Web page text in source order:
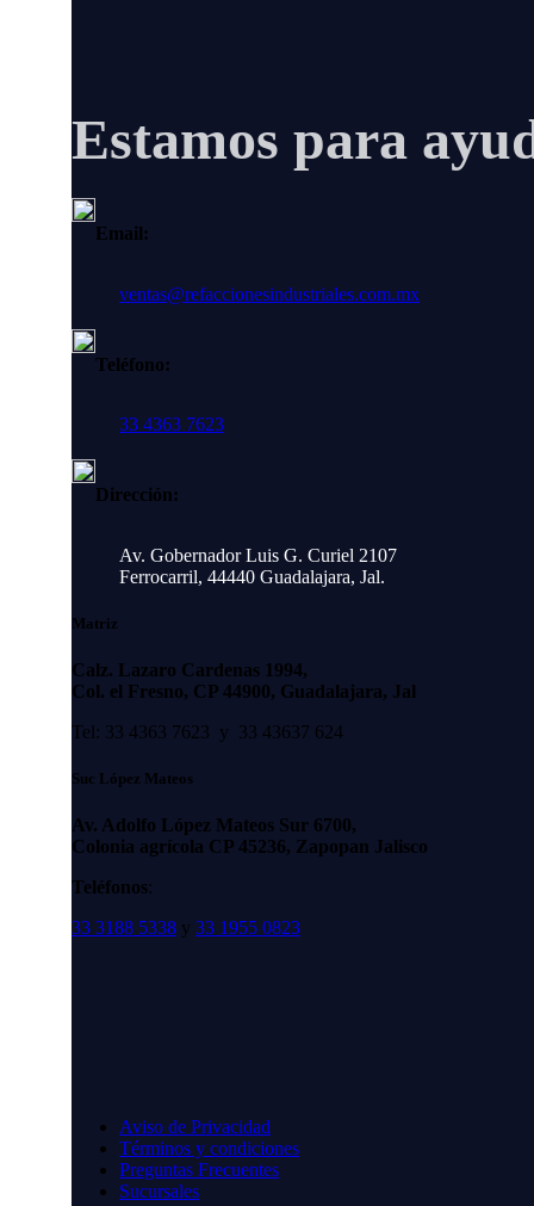
Estamos para
Email:
ventas@refaccionesindustriales.com.mx
Teléfono:
33 4363 7623
Dirección:
Av. Gobernador Luis G. Curiel 2107
Ferrocarril, 44440 Guadalajara, Jal.
Matriz
Calz. Lazaro Cardenas 1994,
Col. el Fresno, CP 44900, Guadalajara, Jal
Tel: 33 4363 7623 y 33 43637 624
Suc López Mateos
Av. Adolfo López Mateos Sur 6700,
Colonia agrícola CP 45236, Zapopan Jalisco
Teléfonos:
33 3188 5338 y 33 1955 0823
Aviso de Privacidad
Términos y condiciones
Preguntas Frecuentes
Sucursales